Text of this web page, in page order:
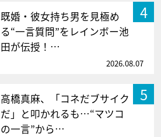
4
既婚・彼女持ち男を見極め
る“一言質問”をレインボー池
田が伝授！…
2026.08.07
5
高橋真麻、「コネだブサイク
だ」と叩かれるも…“マツコ
の一言”から…